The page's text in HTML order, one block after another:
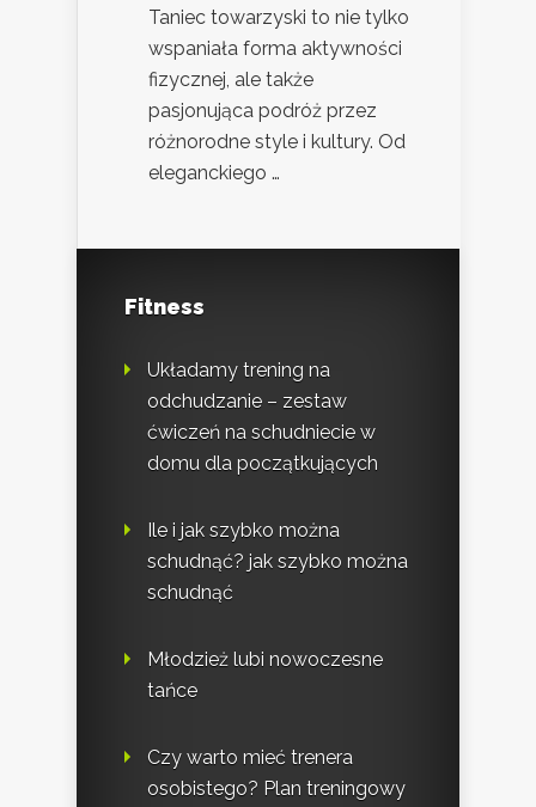
Taniec towarzyski to nie tylko
wspaniała forma aktywności
fizycznej, ale także
pasjonująca podróż przez
różnorodne style i kultury. Od
eleganckiego …
Fitness
Układamy trening na
odchudzanie – zestaw
ćwiczeń na schudniecie w
domu dla początkujących
Ile i jak szybko można
schudnąć? jak szybko można
schudnąć
Młodzież lubi nowoczesne
tańce
Czy warto mieć trenera
osobistego? Plan treningowy